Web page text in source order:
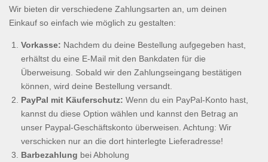
Wir bieten dir verschiedene Zahlungsarten an, um deinen
Einkauf so einfach wie möglich zu gestalten:
Vorkasse: Nachdem du deine Bestellung aufgegeben hast,
erhältst du eine E-Mail mit den Bankdaten für die
Überweisung. Sobald wir den Zahlungseingang bestätigen
können, wird deine Bestellung versandt.
PayPal mit Käuferschutz: Wenn du ein PayPal-Konto hast,
kannst du diese Option wählen und kannst den Betrag an
unser Paypal-Geschäftskonto überweisen. Achtung: Wir
verschicken nur an die dort hinterlegte Lieferadresse!
Barbezahlung bei Abholung